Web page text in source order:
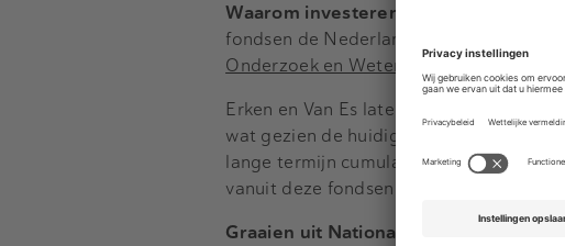
Waarom investeren in innovatie
fondsen de Nederlandse productiviteit
Onderzoek en Wetenschap
(FOW).
Erken en Van Es laten met gebruik van
wat gezien de huidige
lange termijn cumulatief 90 miljard
vanuit deze fondsen wordt
Graaien uit Nationaal Groeifonds